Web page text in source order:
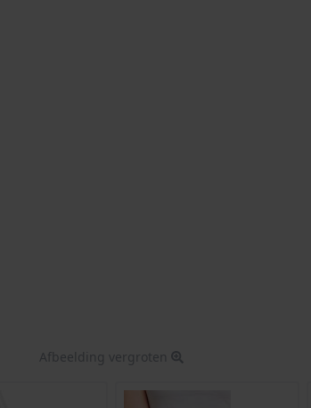
Afbeelding vergroten